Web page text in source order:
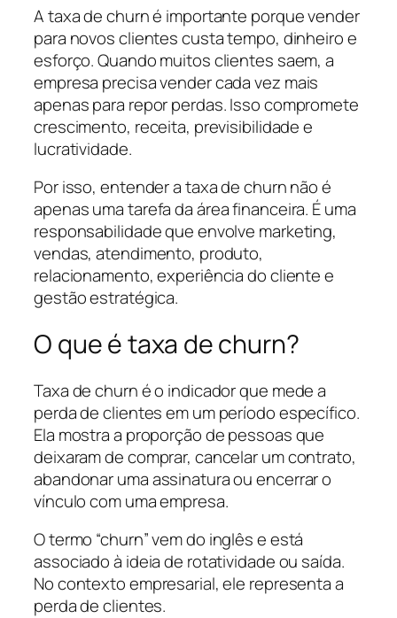
A taxa de churn é importante porque vender
para novos clientes custa tempo, dinheiro e
esforço. Quando muitos clientes saem, a
empresa precisa vender cada vez mais
apenas para repor perdas. Isso compromete
crescimento, receita, previsibilidade e
lucratividade.
Por isso, entender a taxa de churn não é
apenas uma tarefa da área financeira. É uma
responsabilidade que envolve marketing,
vendas, atendimento, produto,
relacionamento, experiência do cliente e
gestão estratégica.
O que é taxa de churn?
Taxa de churn é o indicador que mede a
perda de clientes em um período específico.
Ela mostra a proporção de pessoas que
deixaram de comprar, cancelar um contrato,
abandonar uma assinatura ou encerrar o
vínculo com uma empresa.
O termo “churn” vem do inglês e está
associado à ideia de rotatividade ou saída.
No contexto empresarial, ele representa a
perda de clientes.